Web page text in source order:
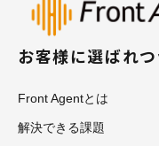
お客様に選ばれ
Front Agentとは
解決できる課題